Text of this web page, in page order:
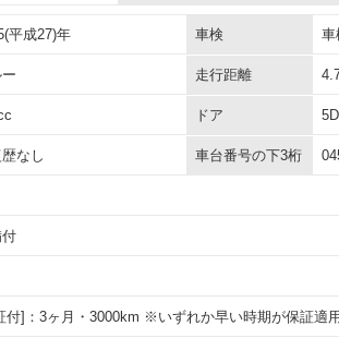
平成27)年 車検 車
走行距離
ドア 5D
なし 車台番号の下3桁
付]：3ヶ月・3000km ※いずれか早い時期が保証適